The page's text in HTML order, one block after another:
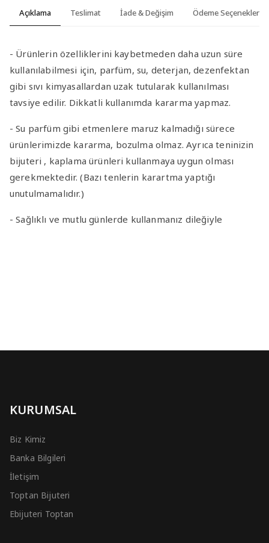
Açıklama Teslimat İade & Değişim Ödeme Seçenekleri
- Ürünlerin özelliklerini kaybetmeden daha uzun süre
kullanılabilmesi için, parfüm, su, deterjan, dezenfektan
gibi sıvı kimyasallardan uzak tutularak kullanılması
tavsiye edilir. Dikkatli kullanımda kararma yapmaz.
- Su parfüm gibi etmenlere maruz kalmadığı sürece
ürünlerimizde kararma, bozulma olmaz. Ayrıca teninizin
bijuteri , kaplama ürünleri kullanmaya uygun olması
gerekmektedir. (Bazı tenlerin karartma yaptığı
unutulmamalıdır.)
- Sağlıklı ve mutlu günlerde kullanmanız dileğiyle
KURUMSAL
Biz Kimiz
Banka Bilgileri
İletişim
Toptan Bijuteri
Ebijuteri Toptan